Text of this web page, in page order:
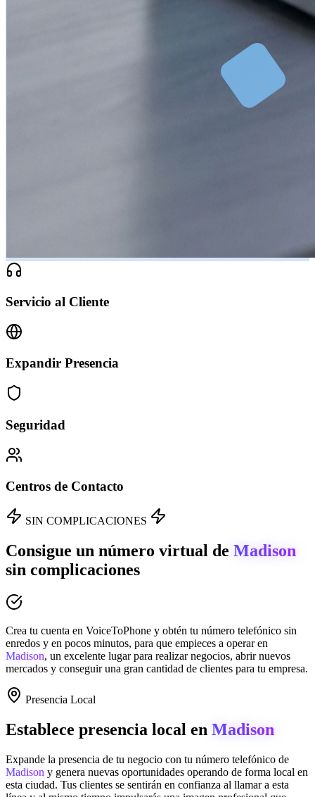
Servicio al Cliente
Expandir Presencia
Seguridad
Centros de Contacto
SIN COMPLICACIONES
Consigue un número virtual de Madison
sin complicaciones
Crea tu cuenta en VoiceToPhone y obtén tu número telefónico sin
enredos y en pocos minutos, para que empieces a operar en
Madison, un excelente lugar para realizar negocios, abrir nuevos
mercados y conseguir una gran cantidad de clientes para tu empresa.
Presencia Local
Establece presencia local en Madison
Expande la presencia de tu negocio con tu número telefónico de
Madison y genera nuevas oportunidades operando de forma local en
esta ciudad. Tus clientes se sentirán en confianza al llamar a esta